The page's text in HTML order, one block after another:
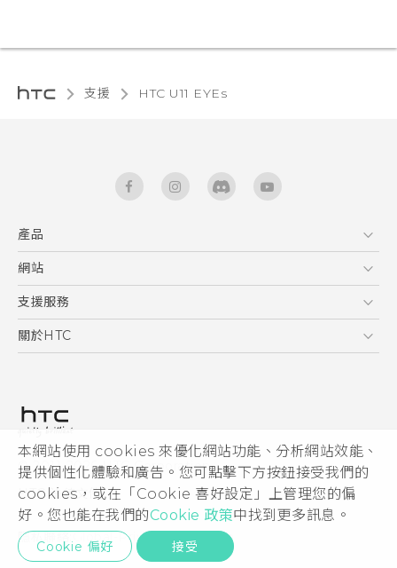
本網站使用 cookies 來優化網站功能、分析網站效能、
提供個性化體驗和廣告。您可點擊下方按鈕接受我們的
cookies，或在「Cookie 喜好設定」上管理您的偏
好。您也能在我們的Cookie 政策中找到更多訊息。
Cookie 偏好 接受
支援 HTC U11 EYEs‎
產品
5G
智能手機
區塊鍊手機
網站
HTC Dev
HTC Research
支援服務
服務中心
關於HTC
私隱政策
產品安全
加入HTC
Security and Privacy Whitepaper
© 2011-2026 HTC Corporation
HTC 法律文件
隱私聯絡: Global-Privacy@htc.com